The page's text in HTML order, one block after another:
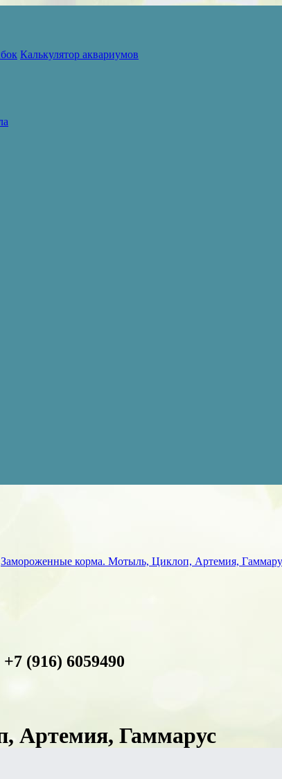
Калькулятор аквариумов
Замороженные корма. Мотыль, Циклоп, Артемия,
+7 (916) 6059490
Артемия, Гаммарус